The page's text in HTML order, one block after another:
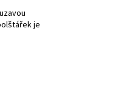
je